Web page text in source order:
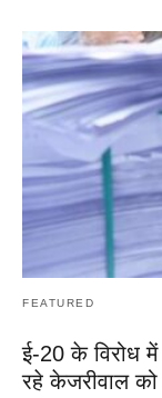
FEATURED
ई-20 के विरोध
रहे केजरीवाल